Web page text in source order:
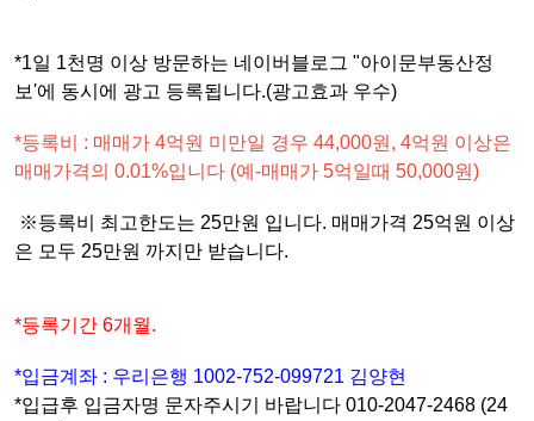
*1일 1천명 이상 방문하는 네이버블로그 "아이문부동산정
보'에 동시에 광고 등록됩니다.(광고효과 우수)
*등록비 : 매매가 4억원 미만일 경우 44,000원, 4억원 이상은
매매가격의 0.01%입니다 (예-매매가 5억일때 50,000원)
※등록비 최고한도는 25만원 입니다. 매매가격 25억원 이상
은 모두 25만원 까지만 받습니다.
*등록기간 6개월.
*입금계좌 : 우리은행 1002-752-099721 김양현
*입급후 입금자명 문자주시기 바랍니다 010-2047-2468 (24